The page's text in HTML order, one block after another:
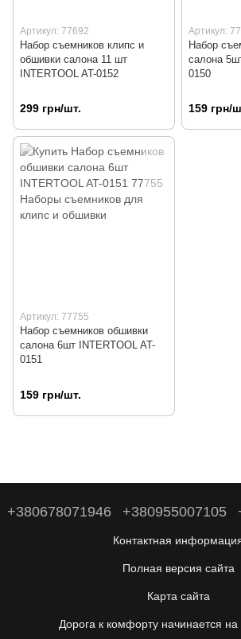
Артикул: 77692
Набор съемников клипс и
обшивки салона 11 шт
INTERTOOL AT-0152
299 грн/шт.
Артикул:
Набор
салона
0150
159 грн/
Артикул: 77755
Набор съемников обшивки
салона 6шт INTERTOOL AT-
0151
159 грн/шт.
+380678071946 +380955007105
Контактная
Полная версия сайта
Карта сайта
Дорога к комфорту начинается